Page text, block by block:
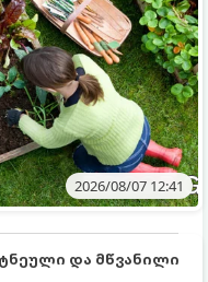
2026/08/07 12:41
და მწვანილი